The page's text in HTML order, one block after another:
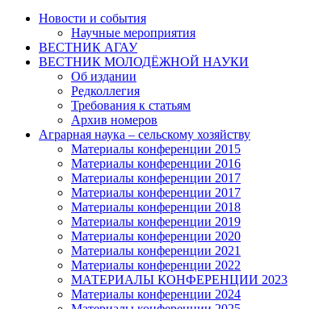
Новости и события
Научные мероприятия
ВЕСТНИК АГАУ
ВЕСТНИК МОЛОДЁЖНОЙ НАУКИ
Об издании
Редколлегия
Требования к статьям
Архив номеров
Аграрная наука – сельскому хозяйству
Материалы конференции 2015
Материалы конференции 2016
Материалы конференции 2017
Материалы конференции 2017
Материалы конференции 2018
Материалы конференции 2019
Материалы конференции 2020
Материалы конференции 2021
Материалы конференции 2022
МАТЕРИАЛЫ КОНФЕРЕНЦИИ 2023
Материалы конференции 2024